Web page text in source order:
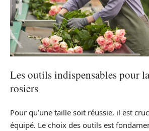
Les outils indispensables pour
rosiers
Pour qu’une taille soit réussie, il est
équipé. Le choix des outils est